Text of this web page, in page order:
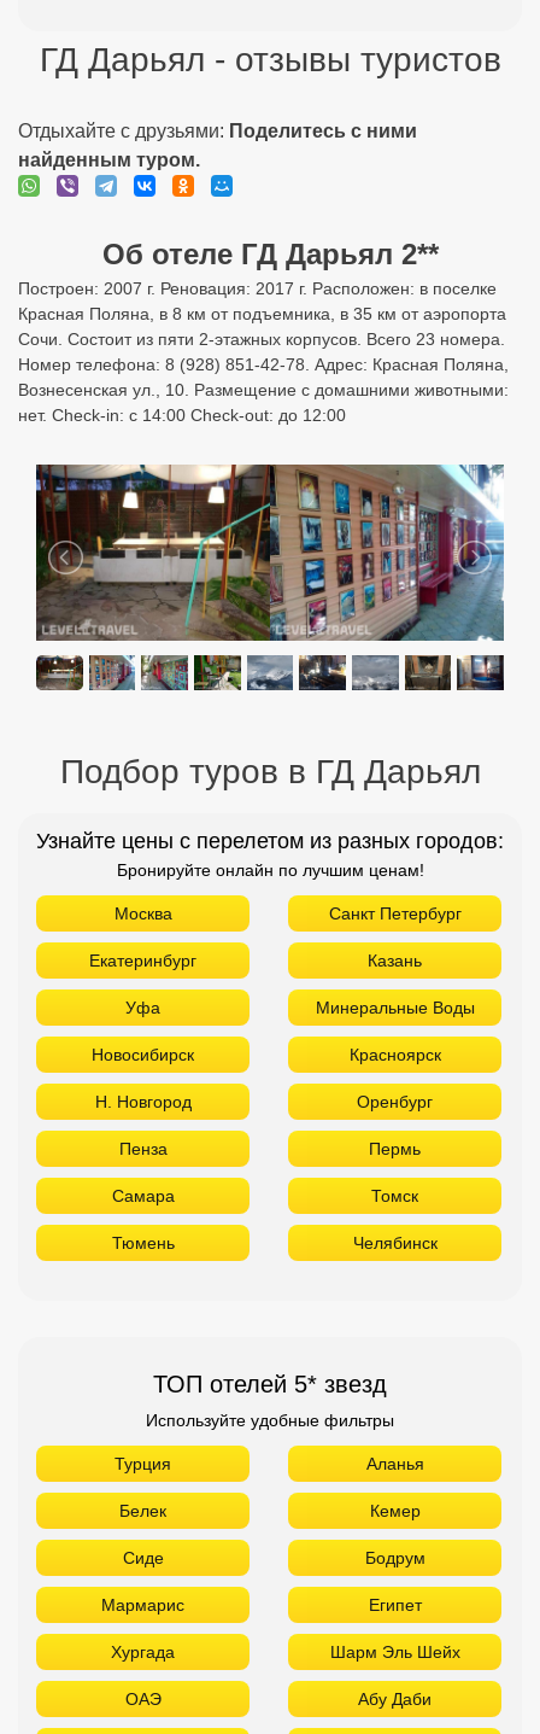
ГД Дарьял - отзывы туристов
Отдыхайте с друзьями: Поделитесь с ними
найденным туром.
Об отеле ГД Дарьял 2**
Построен: 2007 г. Реновация: 2017 г. Расположен: в поселке
Красная Поляна, в 8 км от подъемника, в 35 км от аэропорта
Сочи. Состоит из пяти 2-этажных корпусов. Всего 23 номера.
Номер телефона: 8 (928) 851-42-78. Адрес: Красная Поляна,
Вознесенская ул., 10. Размещение с домашними животными:
нет. Check-in: с 14:00 Check-out: до 12:00
Подбор туров в ГД Дарьял
Узнайте цены с перелетом из разных городов:
Бронируйте онлайн по лучшим ценам!
Москва Санкт Петербург
Екатеринбург Казань
Уфа Минеральные Воды
Новосибирск Красноярск
Н. Новгород Оренбург
Пенза Пермь
Самара Томск
Тюмень Челябинск
ТОП отелей 5* звезд
Используйте удобные фильтры
Турция Аланья
Белек Кемер
Сиде Бодрум
Мармарис Египет
Хургада Шарм Эль Шейх
ОАЭ Абу Даби